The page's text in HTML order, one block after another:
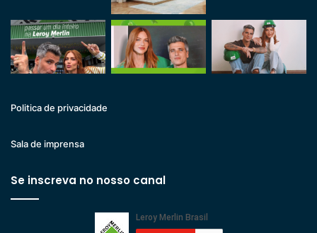
Politica de privacidade
Sala de imprensa
Se inscreva no nosso canal